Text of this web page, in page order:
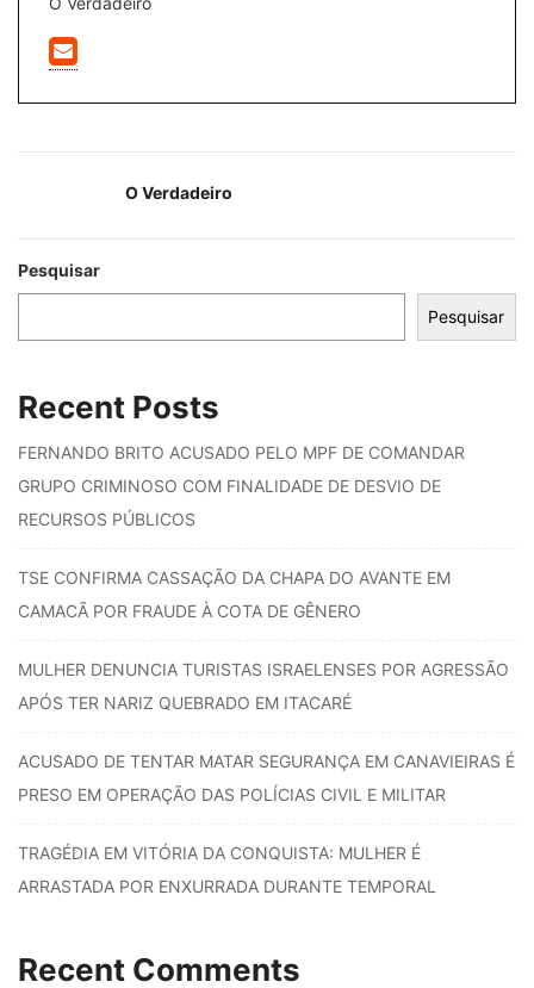
O Verdadeiro
Pesquisar
Pesquisar
Recent Posts
FERNANDO BRITO ACUSADO PELO MPF DE COMANDAR
GRUPO CRIMINOSO COM FINALIDADE DE DESVIO DE
RECURSOS PÚBLICOS
TSE CONFIRMA CASSAÇÃO DA CHAPA DO AVANTE EM
CAMACÃ POR FRAUDE À COTA DE GÊNERO
MULHER DENUNCIA TURISTAS ISRAELENSES POR AGRESSÃO
APÓS TER NARIZ QUEBRADO EM ITACARÉ
ACUSADO DE TENTAR MATAR SEGURANÇA EM CANAVIEIRAS É
PRESO EM OPERAÇÃO DAS POLÍCIAS CIVIL E MILITAR
TRAGÉDIA EM VITÓRIA DA CONQUISTA: MULHER É
ARRASTADA POR ENXURRADA DURANTE TEMPORAL
Recent Comments